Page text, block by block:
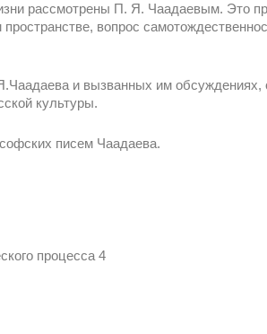
рассмотрены П. Я. Чаадаевым. Это
вопрос
и вызванных им обсуждениях,
культуры.
писем Чаадаева.
процесса 4